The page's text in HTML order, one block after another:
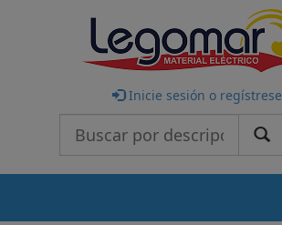
Inicie sesión o regístrese